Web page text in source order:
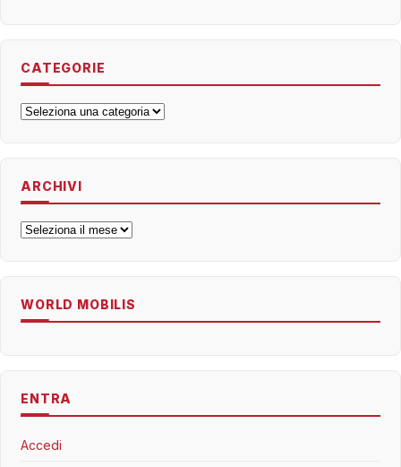
CATEGORIE
Categorie
ARCHIVI
Archivi
WORLD MOBILIS
ENTRA
Accedi